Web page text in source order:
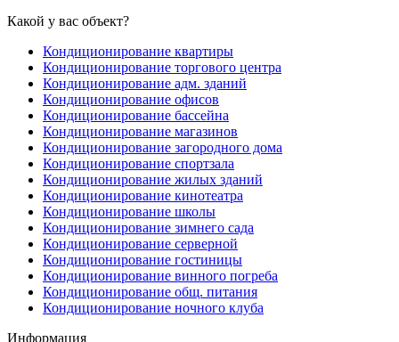
Какой у вас объект?
Кондиционирование квартиры
Кондиционирование торгового центра
Кондиционирование адм. зданий
Кондиционирование офисов
Кондиционирование бассейна
Кондиционирование магазинов
Кондиционирование загородного дома
Кондиционирование спортзала
Кондиционирование жилых зданий
Кондиционирование кинотеатра
Кондиционирование школы
Кондиционирование зимнего сада
Кондиционирование серверной
Кондиционирование гостиницы
Кондиционирование винного погреба
Кондиционирование общ. питания
Кондиционирование ночного клуба
Информация